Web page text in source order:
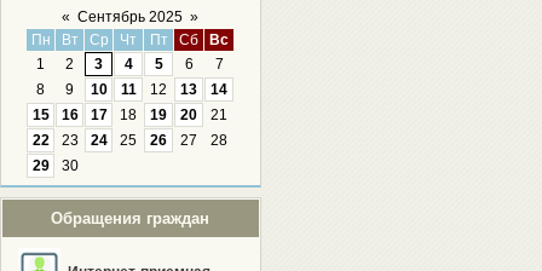
« Сентябрь 2025 »
Пн
Вт Ср Чт Пт Сб
Вс
1
2 3 4 5 6
7
8
9 10 11 12 13
14
15
16 17 18 19 20
21
22
23 24 25 26 27
28
29
30
Обращения граждан